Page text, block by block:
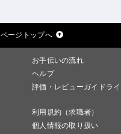
ページトップへ
お手伝いの流れ
ヘルプ
評価・レビューガイドラ
利用規約（求職者）
個人情報の取り扱い